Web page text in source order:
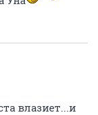
влазиет...и